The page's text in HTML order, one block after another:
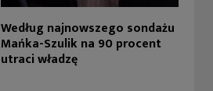
Według najnowszego sondażu
Mańka-Szulik na 90 procent
utraci władzę